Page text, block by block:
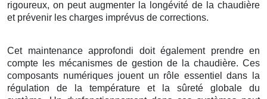
rigoureux, on peut augmenter la longévité de la chaudière
et prévenir les charges imprévus de corrections.
Cet maintenance approfondi doit également prendre en
compte les mécanismes de gestion de la chaudière. Ces
composants numériques jouent un rôle essentiel dans la
régulation de la température et la sûreté globale du